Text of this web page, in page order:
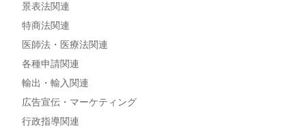
景表法関連
特商法関連
医師法・医療法関連
各種申請関連
輸出・輸入関連
広告宣伝・マーケティング
行政指導関連